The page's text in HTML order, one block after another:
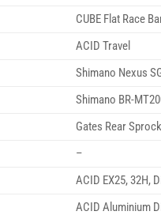
CUBE Flat Race
ACID Travel
Shimano Nexus
Shimano BR-
Gates Rear
–
ACID EX25, 32H,
ACID Aluminium